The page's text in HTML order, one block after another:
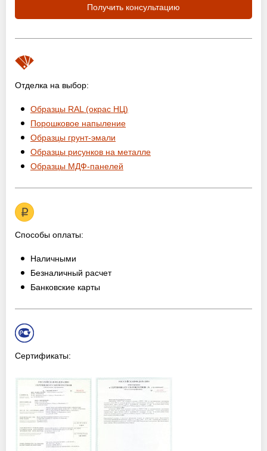
Получить консультацию
Отделка на выбор:
Образцы RAL (окрас НЦ)
Порошковое напыление
Образцы грунт-эмали
Образцы рисунков на металле
Образцы МДФ-панелей
Способы оплаты:
Наличными
Безналичный расчет
Банковские карты
Сертификаты: